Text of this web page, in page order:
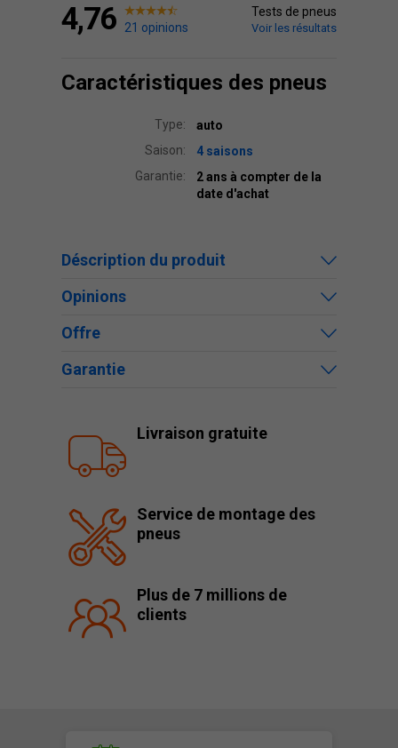
4,76 21 opinions
Tests de pneus
Voir les résultats
Caractéristiques des pneus
Type:
auto
Saison:
4 saisons
Garantie:
2 ans à compter de la
date d'achat
Déscription du produit
Opinions
Offre
Garantie
Livraison gratuite
Service de montage des
pneus
Plus de 7 millions de
clients